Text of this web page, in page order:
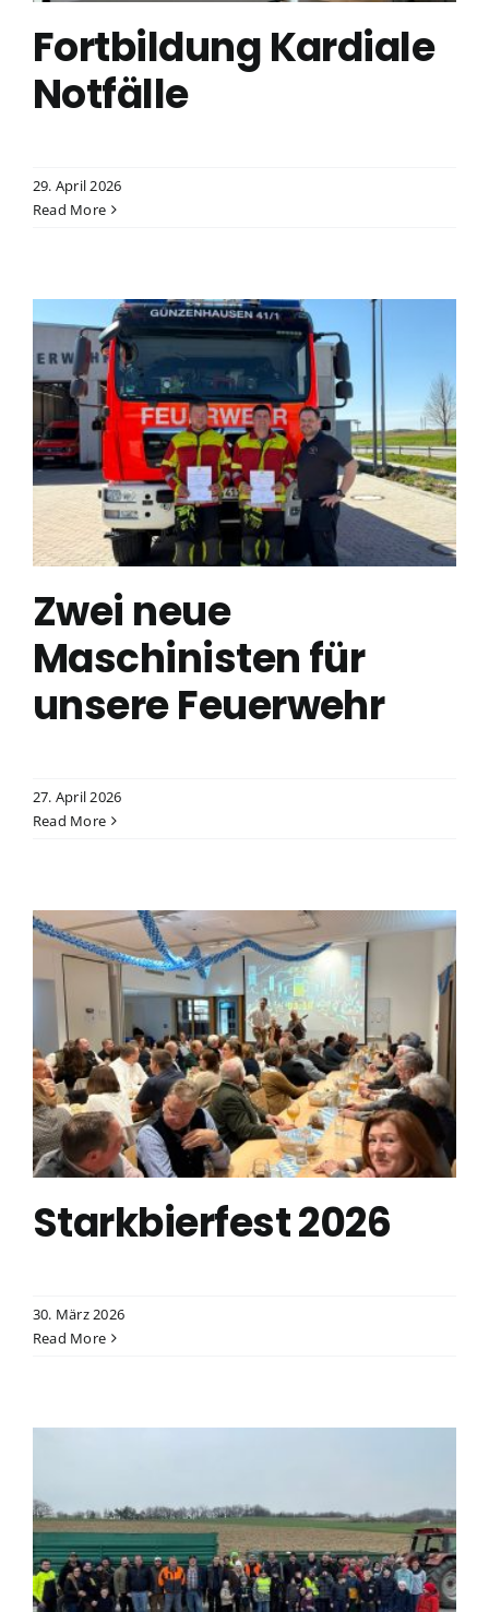
Fortbildung Kardiale
Notfälle
29. April 2026
Read More
Zwei neue
Maschinisten für
unsere Feuerwehr
27. April 2026
Read More
Starkbierfest 2026
30. März 2026
Read More